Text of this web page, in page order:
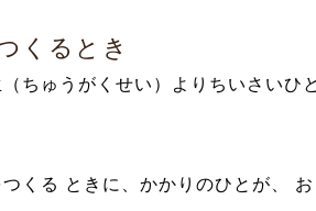
くるとき
ちゅうがくせい）よりちいさいひ
くる ときに、かかりのひとが、